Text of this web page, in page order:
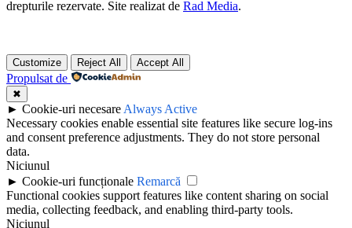
drepturile rezervate. Site realizat de Rad Media.
Customize Reject All Accept All
Propulsat de
✖
► Cookie-uri necesare Always Active
Necessary cookies enable essential site features like secure log-ins
and consent preference adjustments. They do not store personal
data.
Niciunul
► Cookie-uri funcționale Remarcă
Functional cookies support features like content sharing on social
media, collecting feedback, and enabling third-party tools.
Niciunul